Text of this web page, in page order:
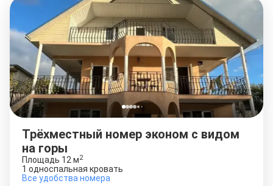
Трёхместный номер эконом с видом
на горы
Площадь 12 м2
1 односпальная кровать
Все удобства номера